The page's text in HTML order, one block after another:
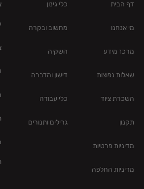
דף הבית
מי אנחנו
מרכז מידע
שאלות נפוצות
השכרת ציוד
תקנון
מדיניות פרטיות
מדיניות החלפה
כלי גינון
מחשוב ובקרה
השקיה
דישון והדברה
כלי עבודה
גרילים ותנורים